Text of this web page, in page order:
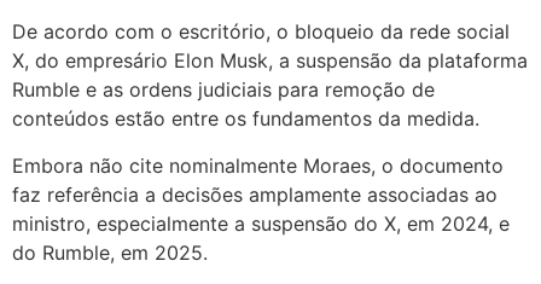
De acordo com o escritório, o bloqueio da rede social
X, do empresário Elon Musk, a suspensão da plataforma
Rumble e as ordens judiciais para remoção de
conteúdos estão entre os fundamentos da medida.
Embora não cite nominalmente Moraes, o documento
faz referência a decisões amplamente associadas ao
ministro, especialmente a suspensão do X, em 2024, e
do Rumble, em 2025.